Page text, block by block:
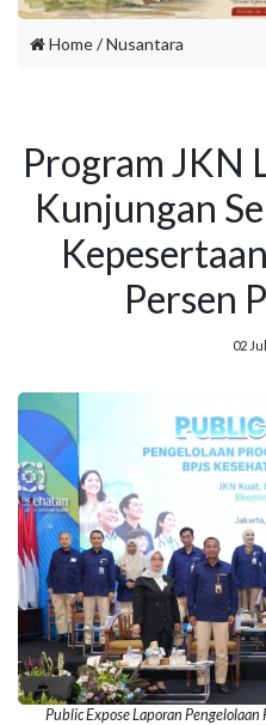
Home/Nusantara
Program JKN
Kunjungan
Persen
02
Public Expose Laporan Pengelolaan